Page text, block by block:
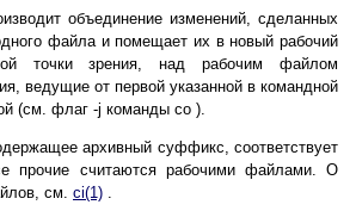
объединение изменений, сделанных
файла и помещает их в новый рабочий
точки зрения, над рабочим файлом
ведущие от первой указанной в командной
(см. флаг -j команды co ).
архивный суффикс, соответствует
прочие считаются рабочими файлами. О
см. ci(1) .